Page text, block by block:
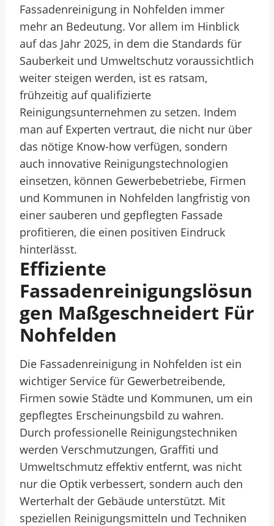
Fassadenreinigung in Nohfelden immer
mehr an Bedeutung. Vor allem im Hinblick
auf das Jahr 2025, in dem die Standards für
Sauberkeit und Umweltschutz voraussichtlich
weiter steigen werden, ist es ratsam,
frühzeitig auf qualifizierte
Reinigungsunternehmen zu setzen. Indem
man auf Experten vertraut, die nicht nur über
das nötige Know-how verfügen, sondern
auch innovative Reinigungstechnologien
einsetzen, können Gewerbebetriebe, Firmen
und Kommunen in Nohfelden langfristig von
einer sauberen und gepflegten Fassade
profitieren, die einen positiven Eindruck
hinterlässt.
Effiziente
Fassadenreinigungslösun
Gen Maßgeschneidert Für
Nohfelden
Die Fassadenreinigung in Nohfelden ist ein
wichtiger Service für Gewerbetreibende,
Firmen sowie Städte und Kommunen, um ein
gepflegtes Erscheinungsbild zu wahren.
Durch professionelle Reinigungstechniken
werden Verschmutzungen, Graffiti und
Umweltschmutz effektiv entfernt, was nicht
nur die Optik verbessert, sondern auch den
Werterhalt der Gebäude unterstützt. Mit
speziellen Reinigungsmitteln und Techniken